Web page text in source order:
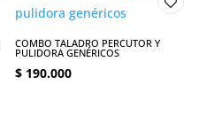
COMBO TALADRO PERCUTOR Y
PULIDORA GENÉRICOS
$ 190.000